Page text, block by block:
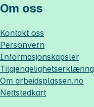
Om oss
Kontakt oss
Personvern
Informasjonskapsler
Tilgjengelighetserklæring
Om arbeidsplassen.no
Nettstedkart